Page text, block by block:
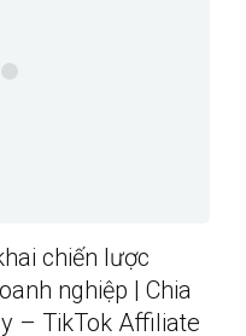
chiến lược
nghiệp | Chia
– TikTok Affiliate